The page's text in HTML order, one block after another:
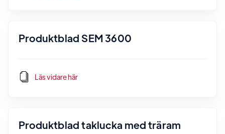
Produktblad SEM 3600
Läs vidare här
Produktblad taklucka med träram